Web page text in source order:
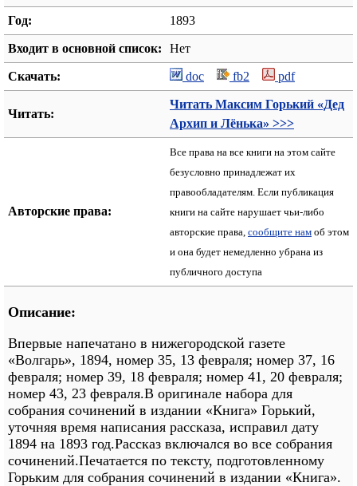
Год: 1893
Входит в основной список: Нет
Скачать: doc fb2 pdf
Читать:
Читать Максим Горький «Дед
Архип и Лёнька» >>>
Авторские права:
Все права на все книги на этом сайте
безусловно принадлежат их
правообладателям. Если публикация
книги на сайте нарушает чьи-либо
авторские права, сообщите нам об этом
и она будет немедленно убрана из
публичного доступа
Описание:
Впервые напечатано в нижегородской газете
«Волгарь», 1894, номер 35, 13 февраля; номер 37, 16
февраля; номер 39, 18 февраля; номер 41, 20 февраля;
номер 43, 23 февраля.В оригинале набора для
собрания сочинений в издании «Книга» Горький,
уточняя время написания рассказа, исправил дату
1894 на 1893 год.Рассказ включался во все собрания
сочинений.Печатается по тексту, подготовленному
Горьким для собрания сочинений в издании «Книга».